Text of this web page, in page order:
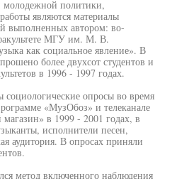
молодежной политики,
являются материалы
выполненных автором: во-
МГУ им. М. В.
как социальное явление». В
более двухсот студентов и
в 1996 - 1997 годах.
опросы во время
«МузОбоз» и телеканале
в 1999 - 2001 годах, в
исполнители песен,
аудитория. В опросах приняли
метод включенного наблюдения